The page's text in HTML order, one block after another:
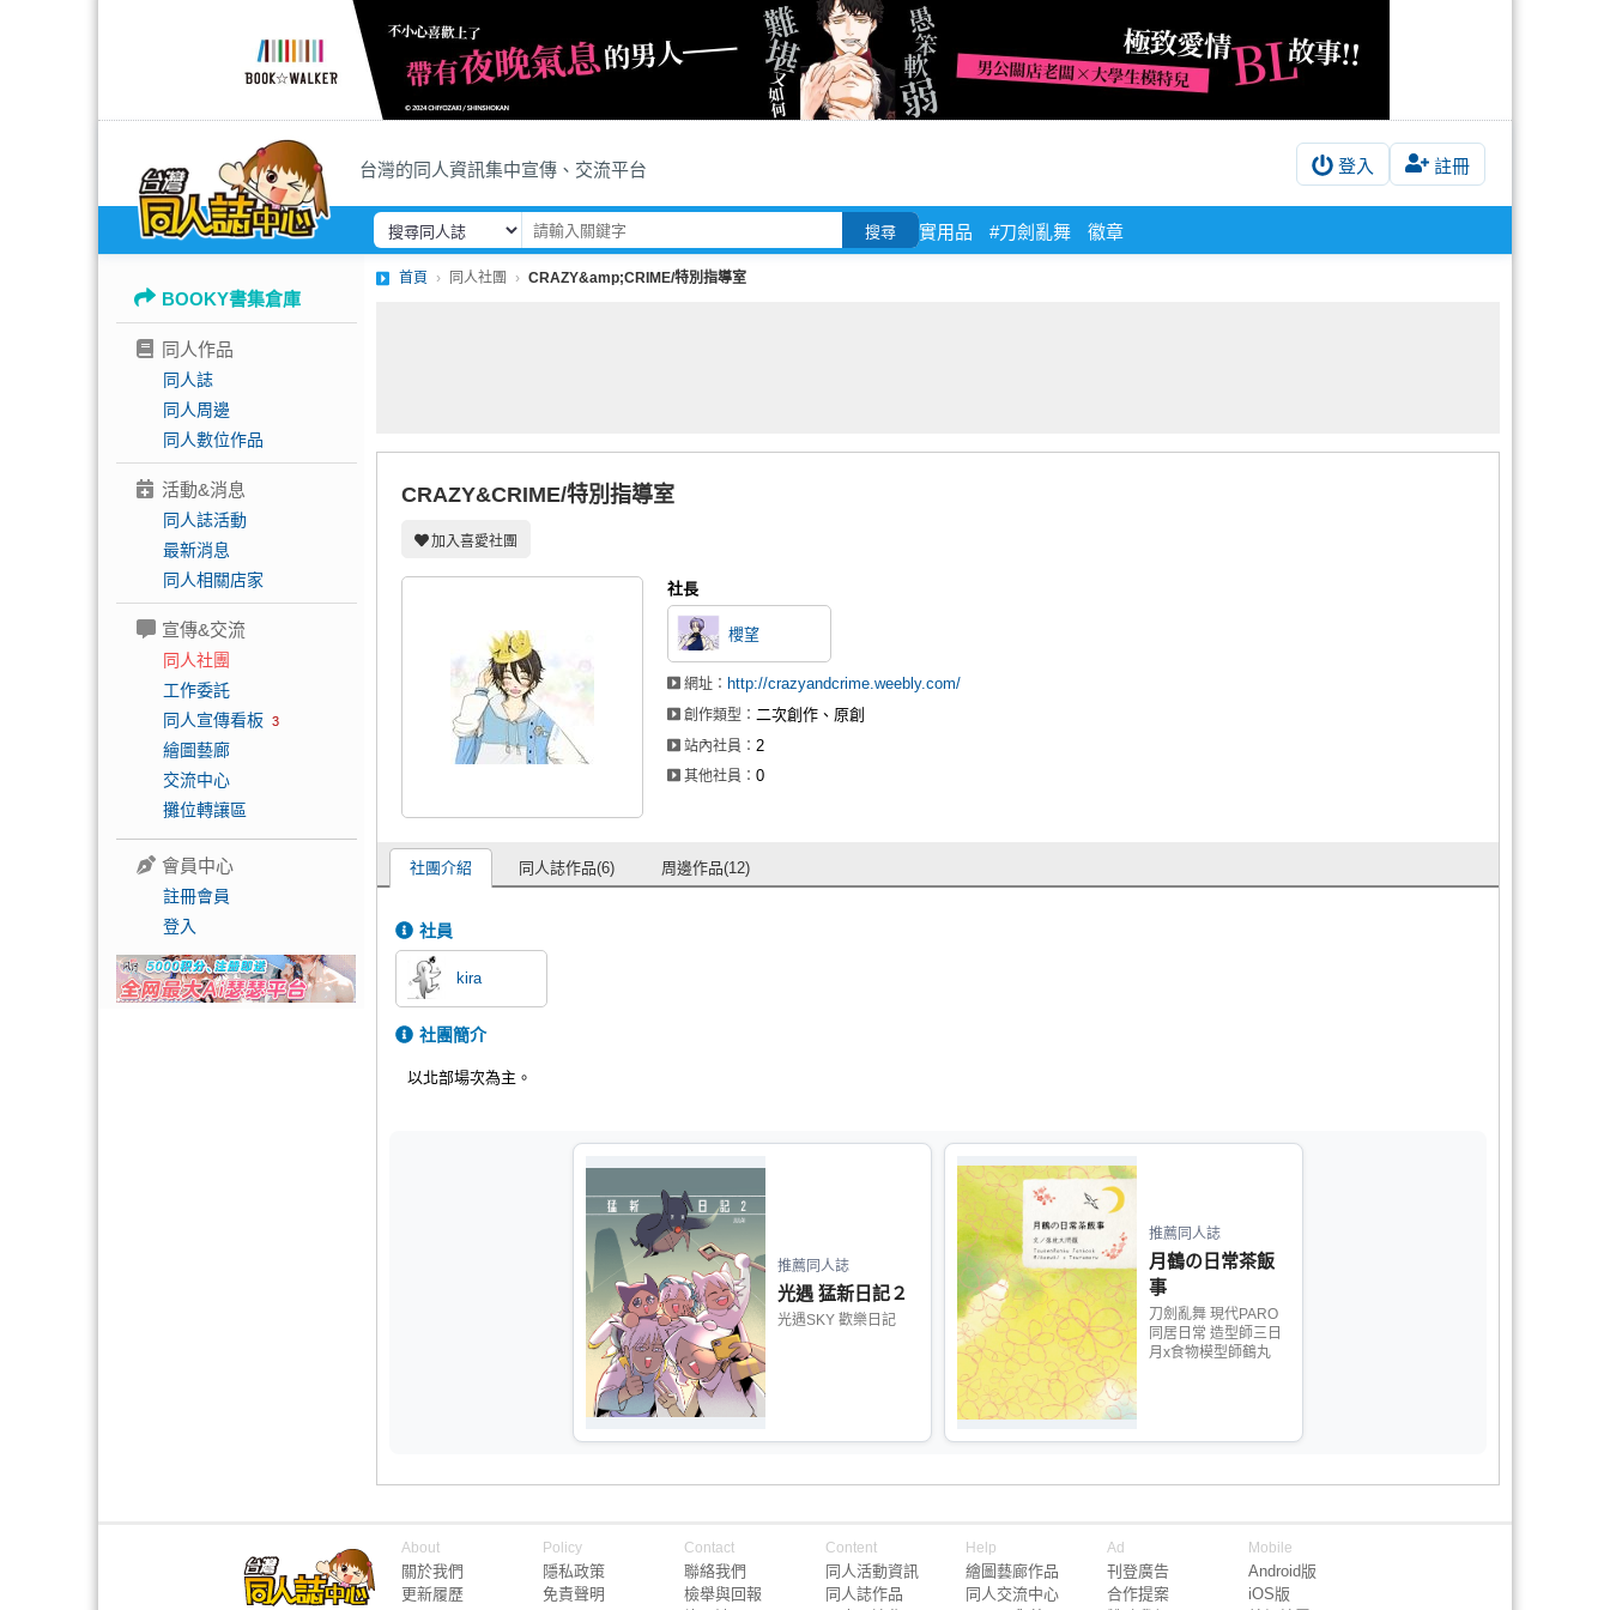
台灣的同人資訊集中宣傳、交流平台 登入 註冊
搜尋 實用品 #刀劍亂舞 徽章
BOOKY書集倉庫
同人作品
同人誌
同人周邊
同人數位作品
活動&消息
同人誌活動
最新消息
同人相關店家
宣傳&交流
同人社團
工作委託
同人宣傳看板 3
繪圖藝廊
交流中心
攤位轉讓區
會員中心
註冊會員
登入
首頁 同人社團 CRAZY&amp;CRIME/特別指導室
CRAZY&CRIME/特別指導室
加入喜愛社團
社長
櫻望
網址： http://crazyandcrime.weebly.com/
創作類型： 二次創作、原創
站內社員： 2
其他社員： 0
社團介紹 同人誌作品(6) 周邊作品(12)
社員
kira
社團簡介
以北部場次為主。
推薦同人誌
光遇 猛新日記２
光遇SKY 歡樂日記
推薦同人誌
月鶴の日常茶飯
事
刀劍亂舞 現代PARO
同居日常 造型師三日
月x食物模型師鶴丸
About
關於我們
更新履歷
Policy
隱私政策
免責聲明
Contact
聯絡我們
檢舉與回報
Content
同人活動資訊
同人誌作品
Help
繪圖藝廊作品
同人交流中心
Ad
刊登廣告
合作提案
Mobile
Android版
iOS版